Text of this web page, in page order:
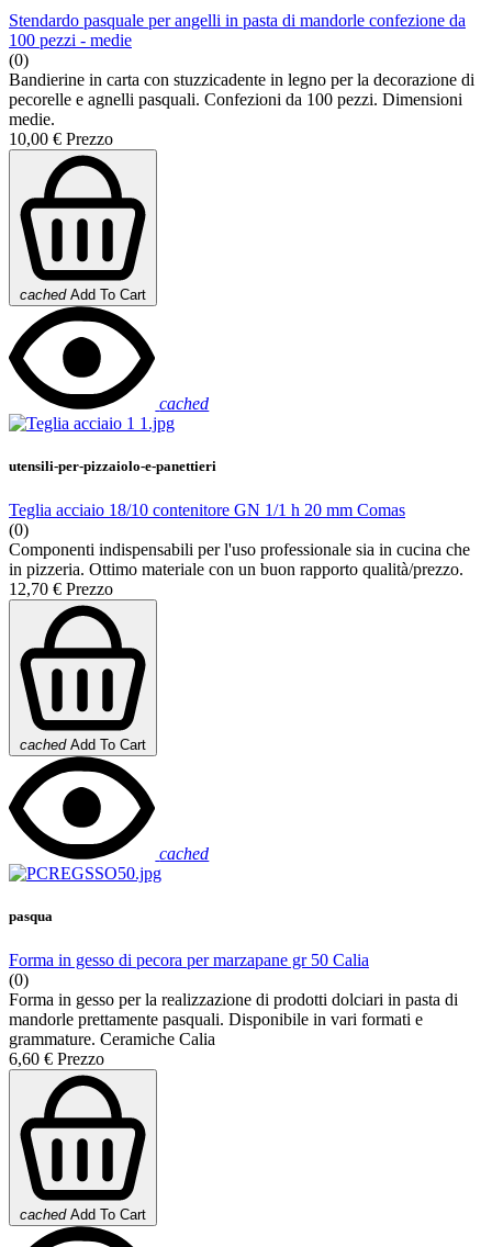
Stendardo pasquale per angelli in pasta di mandorle confezione da
100 pezzi - medie
(0)
Bandierine in carta con stuzzicadente in legno per la decorazione di
pecorelle e agnelli pasquali. Confezioni da 100 pezzi. Dimensioni
medie.
10,00 € Prezzo
cached Add To Cart
cached
utensili-per-pizzaiolo-e-panettieri
Teglia acciaio 18/10 contenitore GN 1/1 h 20 mm Comas
(0)
Componenti indispensabili per l'uso professionale sia in cucina che
in pizzeria. Ottimo materiale con un buon rapporto qualità/prezzo.
12,70 € Prezzo
cached Add To Cart
cached
pasqua
Forma in gesso di pecora per marzapane gr 50 Calia
(0)
Forma in gesso per la realizzazione di prodotti dolciari in pasta di
mandorle prettamente pasquali. Disponibile in vari formati e
grammature. Ceramiche Calia
6,60 € Prezzo
cached Add To Cart